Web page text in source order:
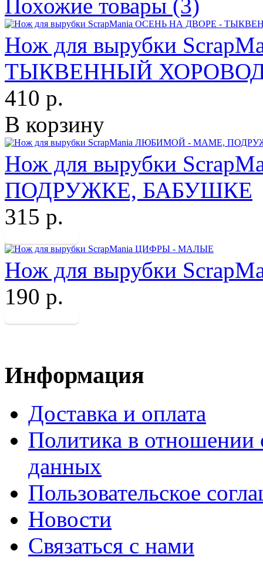
Похожие товары (3)
Нож для вырубки
ТЫКВЕННЫЙ
410 р.
В корзину
Нож для вырубки
ПОДРУЖКЕ, БАБУШКЕ
315 р.
Нож для вырубки
190 р.
Информация
Доставка и оплата
Политика в отношении
данных
Пользовательское
Новости
Связаться с нами